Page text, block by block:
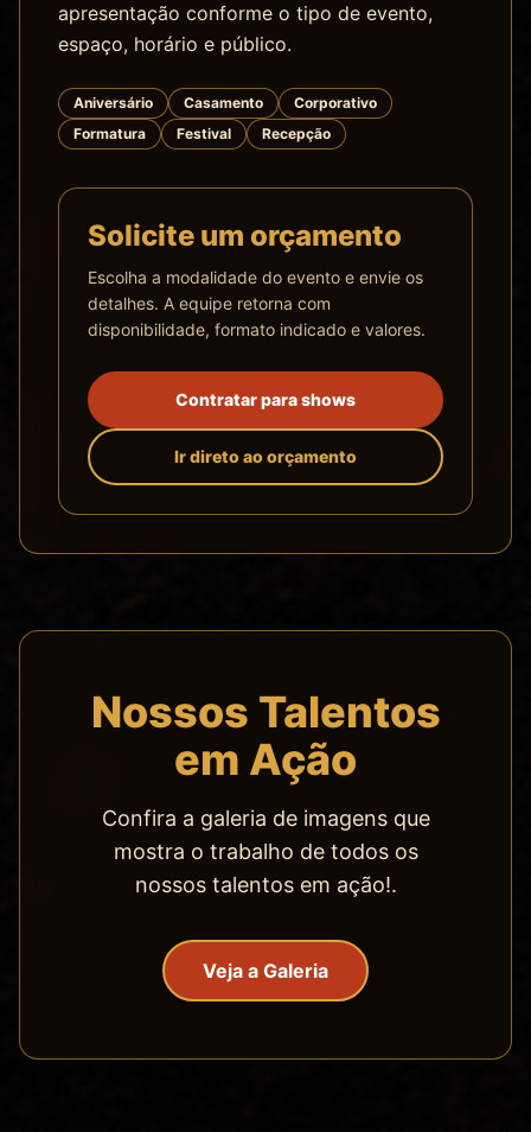
apresentação conforme o tipo de evento,
espaço, horário e público.
Aniversário Casamento
Corporativo
Formatura
Festival Recepção
Solicite um orçamento
Escolha a modalidade do evento e envie os
detalhes. A equipe retorna com
disponibilidade, formato indicado e valores.
Contratar para shows
Ir direto ao orçamento
Nossos Talentos
em Ação
Confira a galeria de imagens que
mostra o trabalho de todos os
nossos talentos em ação!.
Veja a Galeria